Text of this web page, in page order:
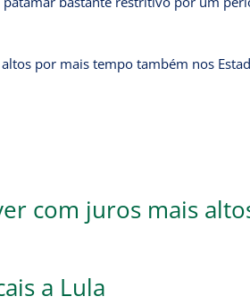
por mais tempo também nos
com juros mais
a Lula